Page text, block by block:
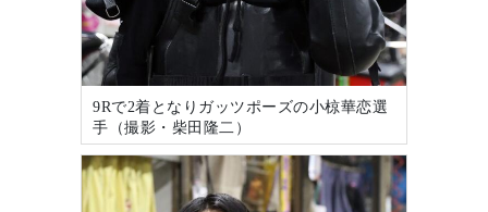
9Rで2着となりガッツポーズの小椋華恋選
手（撮影・柴田隆二）